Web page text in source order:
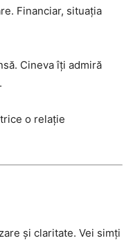
Financiar, situația
Cineva îți admiră
o relație
și claritate. Vei simți